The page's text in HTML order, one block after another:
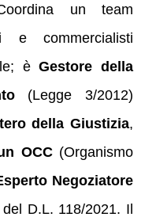
un team
e commercialisti
èGestore della
(Legge 3/2012)
della Giustizia,
OCC(Organismo
Negoziatore
D.L. 118/2021. Il